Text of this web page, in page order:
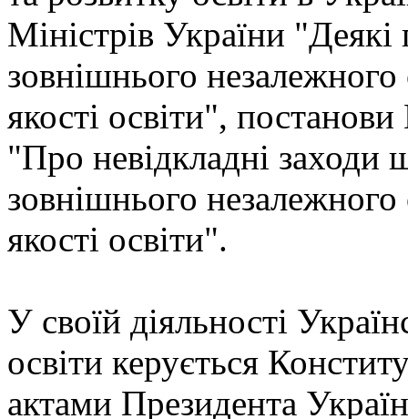
Міністрів України
зовнішнього
якості освіти",
"Про невідкладні заходи
зовнішнього
якості освіти".
У своїй діяльності
освіти керується
актами Президента